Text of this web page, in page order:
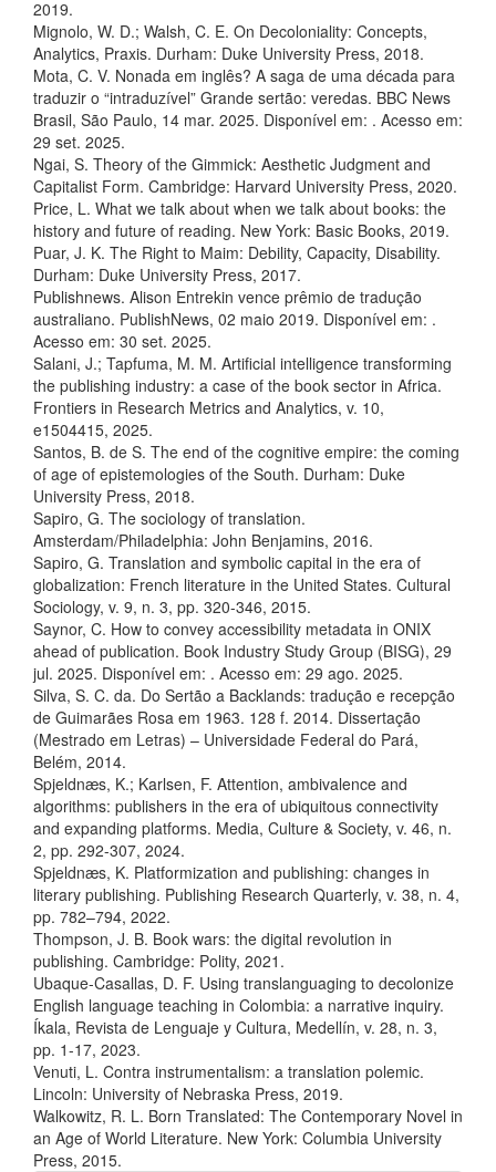
2019.
Mignolo, W. D.; Walsh, C. E. On Decoloniality: Concepts,
Analytics, Praxis. Durham: Duke University Press, 2018.
Mota, C. V. Nonada em inglês? A saga de uma década para
traduzir o “intraduzível” Grande sertão: veredas. BBC News
Brasil, São Paulo, 14 mar. 2025. Disponível em: . Acesso em:
29 set. 2025.
Ngai, S. Theory of the Gimmick: Aesthetic Judgment and
Capitalist Form. Cambridge: Harvard University Press, 2020.
Price, L. What we talk about when we talk about books: the
history and future of reading. New York: Basic Books, 2019.
Puar, J. K. The Right to Maim: Debility, Capacity, Disability.
Durham: Duke University Press, 2017.
Publishnews. Alison Entrekin vence prêmio de tradução
australiano. PublishNews, 02 maio 2019. Disponível em: .
Acesso em: 30 set. 2025.
Salani, J.; Tapfuma, M. M. Artificial intelligence transforming
the publishing industry: a case of the book sector in Africa.
Frontiers in Research Metrics and Analytics, v. 10,
e1504415, 2025.
Santos, B. de S. The end of the cognitive empire: the coming
of age of epistemologies of the South. Durham: Duke
University Press, 2018.
Sapiro, G. The sociology of translation.
Amsterdam/Philadelphia: John Benjamins, 2016.
Sapiro, G. Translation and symbolic capital in the era of
globalization: French literature in the United States. Cultural
Sociology, v. 9, n. 3, pp. 320-346, 2015.
Saynor, C. How to convey accessibility metadata in ONIX
ahead of publication. Book Industry Study Group (BISG), 29
jul. 2025. Disponível em: . Acesso em: 29 ago. 2025.
Silva, S. C. da. Do Sertão a Backlands: tradução e recepção
de Guimarães Rosa em 1963. 128 f. 2014. Dissertação
(Mestrado em Letras) – Universidade Federal do Pará,
Belém, 2014.
Spjeldnæs, K.; Karlsen, F. Attention, ambivalence and
algorithms: publishers in the era of ubiquitous connectivity
and expanding platforms. Media, Culture & Society, v. 46, n.
2, pp. 292-307, 2024.
Spjeldnæs, K. Platformization and publishing: changes in
literary publishing. Publishing Research Quarterly, v. 38, n. 4,
pp. 782–794, 2022.
Thompson, J. B. Book wars: the digital revolution in
publishing. Cambridge: Polity, 2021.
Ubaque-Casallas, D. F. Using translanguaging to decolonize
English language teaching in Colombia: a narrative inquiry.
Íkala, Revista de Lenguaje y Cultura, Medellín, v. 28, n. 3,
pp. 1-17, 2023.
Venuti, L. Contra instrumentalism: a translation polemic.
Lincoln: University of Nebraska Press, 2019.
Walkowitz, R. L. Born Translated: The Contemporary Novel in
an Age of World Literature. New York: Columbia University
Press, 2015.